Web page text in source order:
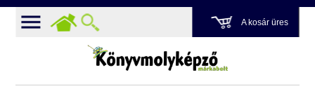
A kosár üres